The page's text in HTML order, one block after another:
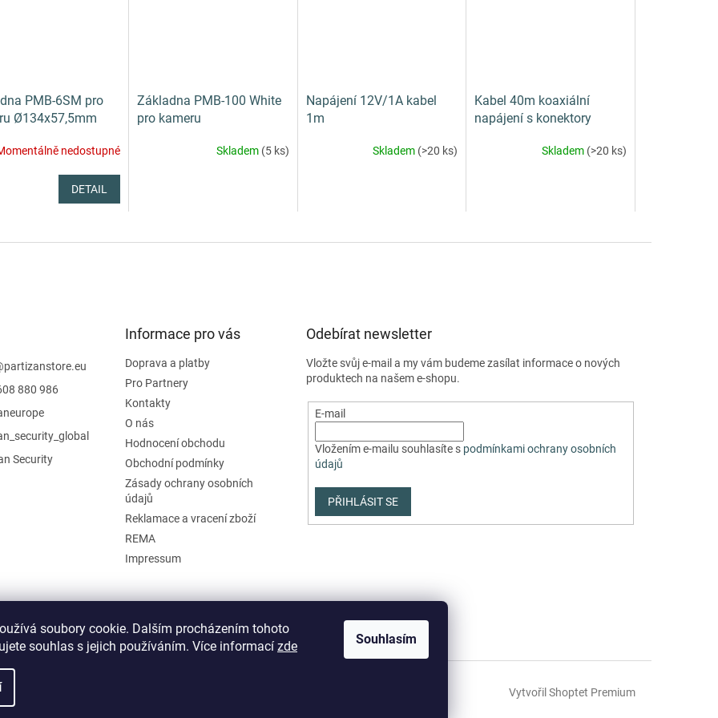
soubory cookie. Dalším procházením tohoto
souhlas s jejich používáním. Více informací zde Souhlasím
PMB-6SM pro
Ø134х57,5mm
nedostupné
DETAIL
Základna PMB-100 White
pro kameru
Skladem (5 ks)
Napájení 12V/1A kabel
1m
Skladem (>20 ks)
Kabel 40m koaxiální
napájení s konektory
Skladem (>20 ks)
partizanstore.eu
880 986
Security
Informace pro vás
Doprava a platby
Pro Partnery
Kontakty
O nás
Hodnocení obchodu
Obchodní podmínky
Zásady ochrany osobních
údajů
Reklamace a vracení zboží
REMA
Impressum
Odebírat newsletter
Vložte svůj e-mail a my vám budeme zasílat informace o nových
produktech na našem e-shopu.
E-mail
Vložením e-mailu souhlasíte s podmínkami ochrany osobních
údajů
PŘIHLÁSIT SE
Vytvořil Shoptet Premium